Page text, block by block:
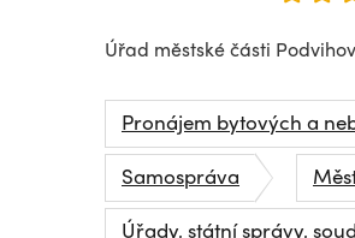
Úřad městské části
Pronájem bytových a
Samospráva
Úřady, státní správy,